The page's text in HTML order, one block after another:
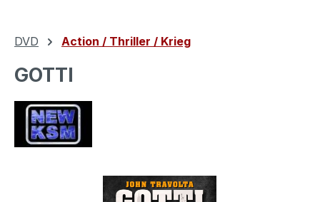
DVD Action / Thriller / Krieg
GOTTI
Bildergalerie überspringen